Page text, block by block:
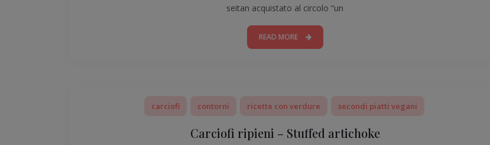
seitan acquistato al circolo “un
READ MORE
carciofi contorni ricette con verdure secondi piatti vegani
Carciofi ripieni – Stuffed artichoke